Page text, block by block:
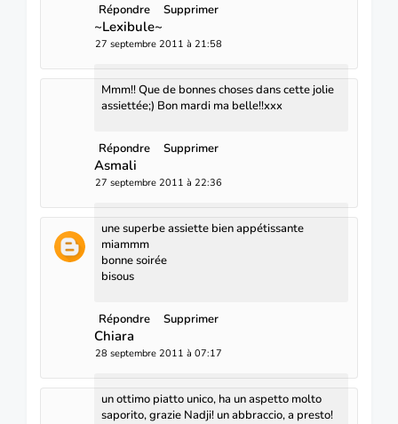
Répondre Supprimer
~Lexibule~
27 septembre 2011 à 21:58
Mmm!! Que de bonnes choses dans cette jolie
assiettée;) Bon mardi ma belle!!xxx
Répondre Supprimer
Asmali
27 septembre 2011 à 22:36
une superbe assiette bien appétissante
miammm
bonne soirée
bisous
Répondre Supprimer
Chiara
28 septembre 2011 à 07:17
un ottimo piatto unico, ha un aspetto molto
saporito, grazie Nadji! un abbraccio, a presto!